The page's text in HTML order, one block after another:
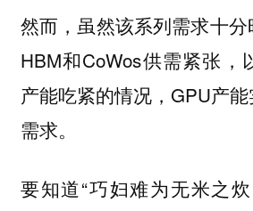
然而，虽然该系列需求十
HBM和CoWos供需紧张，
产能吃紧的情况，GPU产
需求。
要知道“巧妇难为无米之